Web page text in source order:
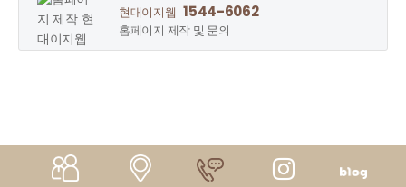
현대이지웹 1544-6062
홈페이지 제작 및 문의